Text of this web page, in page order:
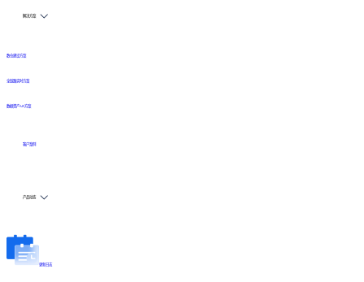
解决方案
数仓建设方案
全链路实时方案
数据资产API方案
客户案例
产品动态
更新日志